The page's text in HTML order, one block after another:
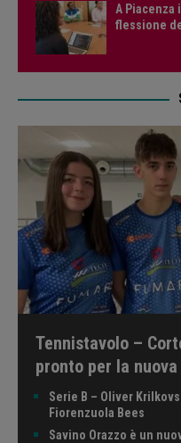
A Piacenza
flessione
Tennistavolo –
pronto per la
Serie B – Oliver
Fiorenzuola Bees
Savino Orazzo è un